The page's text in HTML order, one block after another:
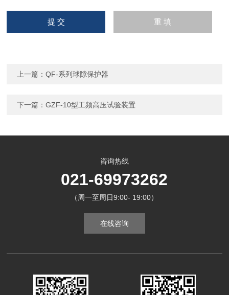
上一篇：QF-系列球隙保护器
下一篇：GZF-10型工频高压试验装置
咨询热线
021-69973262
（周一至周日9:00- 19:00）
在线咨询